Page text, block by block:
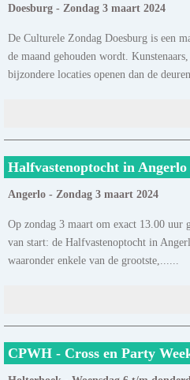
Doesburg - Zondag 3 maart 2024
De Culturele Zondag Doesburg is een
de maand gehouden wordt.
bijzondere locaties openen dan de
Halfvastenoptocht in Angerlo
Angerlo - Zondag 3 maart 2024
Op zondag 3 maart om exact 13.00 uur
van start: de Halfvastenoptocht in
waaronder enkele van de grootste,......
CPWH - Cross en Party